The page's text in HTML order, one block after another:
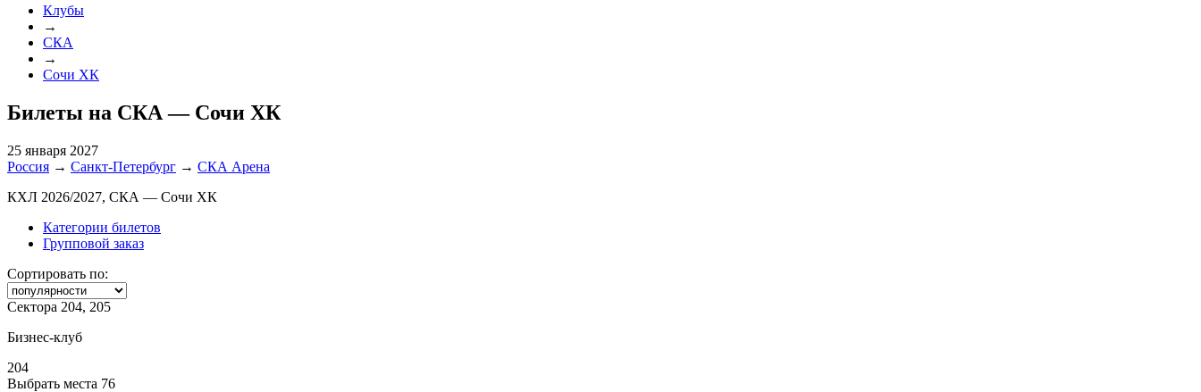
Клубы
→
СКА
→
Сочи ХК
Билеты на СКА — Сочи ХК
25 января 2027
Россия → Санкт-Петербург → СКА Арена
КХЛ 2026/2027, СКА — Сочи ХК
Категории билетов
Групповой заказ
Сортировать по:
Сектора 204, 205
Бизнес-клуб
204
Выбрать места 76